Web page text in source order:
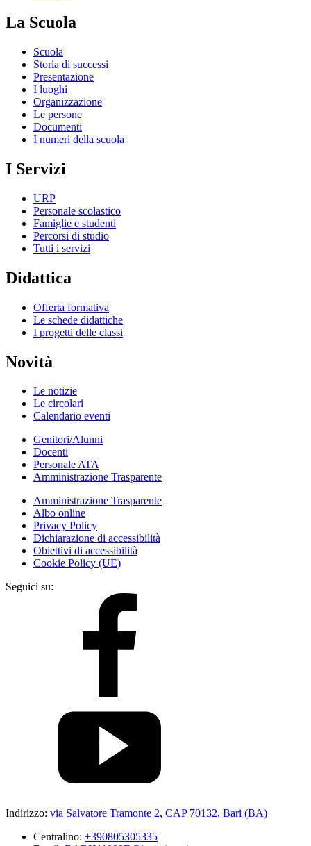
La Scuola
Scuola
Storia di successi
Presentazione
I luoghi
Organizzazione
Le persone
Documenti
I numeri della scuola
I Servizi
URP
Personale scolastico
Famiglie e studenti
Percorsi di studio
Tutti i servizi
Didattica
Offerta formativa
Le schede didattiche
I progetti delle classi
Novità
Le notizie
Le circolari
Calendario eventi
Genitori/Alunni
Docenti
Personale ATA
Amministrazione Trasparente
Amministrazione Trasparente
Albo online
Privacy Policy
Dichiarazione di accessibilità
Obiettivi di accessibilità
Cookie Policy (UE)
Seguici su:
Indirizzo: via Salvatore Tramonte 2, CAP 70132, Bari (BA)
Centralino: +390805305335